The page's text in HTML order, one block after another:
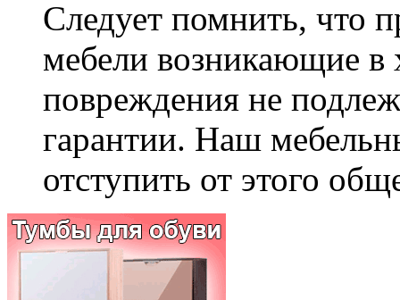
Следует помнить, что
мебели возникающие в
повреждения не
гарантии. Наш
отступить от этого